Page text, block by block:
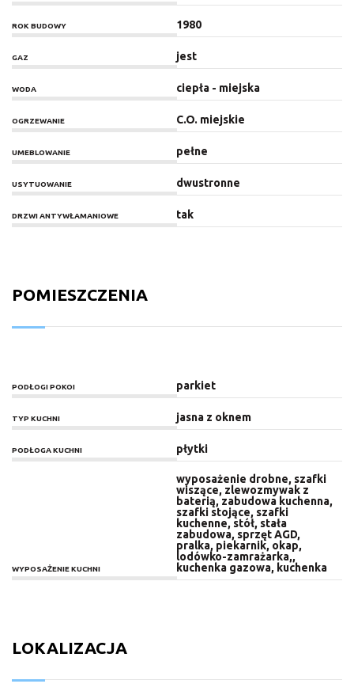
ROK BUDOWY 1980
GAZ jest
WODA ciepła - miejska
OGRZEWANIE C.O. miejskie
UMEBLOWANIE pełne
USYTUOWANIE dwustronne
DRZWI ANTYWŁAMANIOWE tak
POMIESZCZENIA
PODŁOGI POKOI parkiet
TYP KUCHNI jasna z oknem
PODŁOGA KUCHNI płytki
WYPOSAŻENIE KUCHNI
wyposażenie drobne, szafki
wiszące, zlewozmywak z
baterią, zabudowa kuchenna,
szafki stojące, szafki
kuchenne, stół, stała
zabudowa, sprzęt AGD,
pralka, piekarnik, okap,
lodówko-zamrażarka,,
kuchenka gazowa, kuchenka
LOKALIZACJA